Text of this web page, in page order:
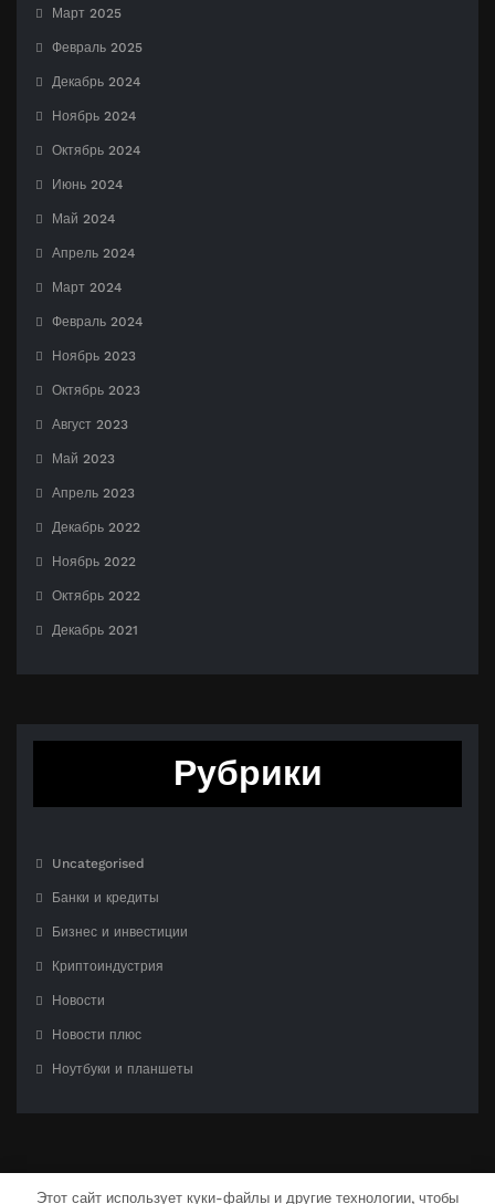
Март 2025
Февраль 2025
Декабрь 2024
Ноябрь 2024
Октябрь 2024
Июнь 2024
Май 2024
Апрель 2024
Март 2024
Февраль 2024
Ноябрь 2023
Октябрь 2023
Август 2023
Май 2023
Апрель 2023
Декабрь 2022
Ноябрь 2022
Октябрь 2022
Декабрь 2021
Рубрики
Uncategorised
Банки и кредиты
Бизнес и инвестиции
Криптоиндустрия
Новости
Новости плюс
Ноутбуки и планшеты
Этот сайт использует куки-файлы и другие технологии, чтобы